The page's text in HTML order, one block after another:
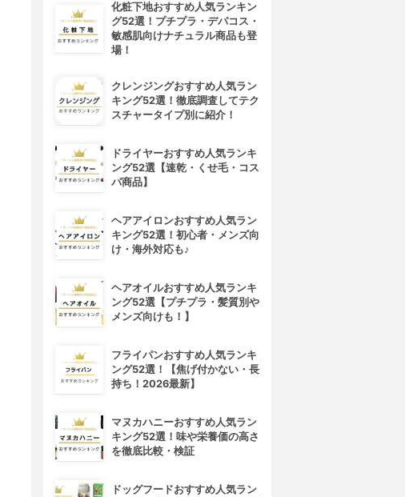
化粧下地おすすめ人気ランキン
グ52選！プチプラ・デパコス・
敏感肌向けナチュラル商品も登
場！
クレンジングおすすめ人気ラン
キング52選！徹底調査してテク
スチャータイプ別に紹介！
ドライヤーおすすめ人気ランキ
ング52選【速乾・くせ毛・コス
パ商品】
ヘアアイロンおすすめ人気ラン
キング52選！初心者・メンズ向
け・海外対応も♪
ヘアオイルおすすめ人気ランキ
ング52選【プチプラ・髪質別や
メンズ向けも！】
フライパンおすすめ人気ランキ
ング52選！【焦げ付かない・長
持ち！2026最新】
マヌカハニーおすすめ人気ラン
キング52選！味や栄養価の高さ
を徹底比較・検証
ドッグフードおすすめ人気ラン